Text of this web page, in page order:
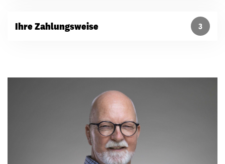
Ihre Zahlungsweise 3